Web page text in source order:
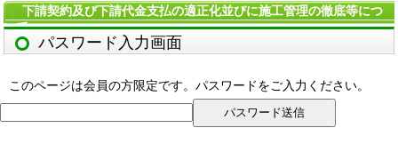
下請契約及び下請代金支払の適正化並びに施工管理の徹底等につ
いて
パスワード入力画面
このページは会員の方限定です。パスワードをご入力ください。